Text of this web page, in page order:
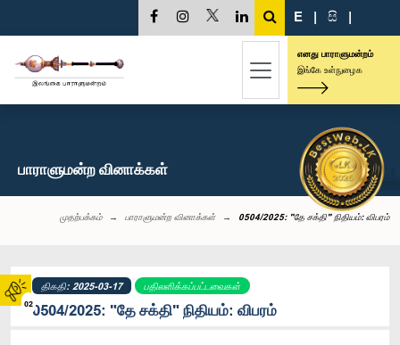
02
E | සි |
எனது பாராளுமன்றம்
இங்கே உள்நுழைக
பாராளுமன்ற வினாக்கள்
முதற்பக்கம் பாராளுமன்ற வினாக்கள் 0504/2025: "தே சக்தி" நிதியம்: விபரம்
திகதி: 2025-03-17 பதிலளிக்கப்பட்டவைகள்
0504/2025: "தே சக்தி" நிதியம்: விபரம்